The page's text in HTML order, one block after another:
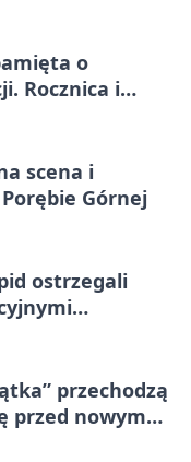
o
Rocznica i
scena i
Górnej
ostrzegali
przechodzą
przed nowym